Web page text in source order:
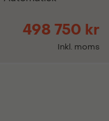
498 750 kr
Inkl. moms